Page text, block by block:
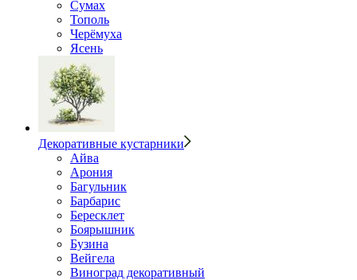
Сумах
Тополь
Черёмуха
Ясень
Декоративные кустарники
Айва
Арония
Багульник
Барбарис
Бересклет
Боярышник
Бузина
Вейгела
Виноград декоративный